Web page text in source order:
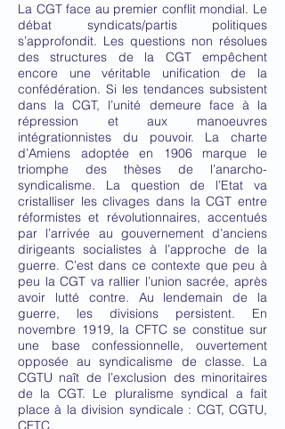
La CGT face au premier conflit mondial. Le
débat syndicats/partis politiques
s’approfondit. Les questions non résolues
des structures de la CGT empêchent
encore une véritable unification de la
confédération. Si les tendances subsistent
dans la CGT, l’unité demeure face à la
répression et aux manoeuvres
intégrationnistes du pouvoir. La charte
d’Amiens adoptée en 1906 marque le
triomphe des thèses de l’anarcho-
syndicalisme. La question de l’Etat va
cristalliser les clivages dans la CGT entre
réformistes et révolutionnaires, accentués
par l’arrivée au gouvernement d’anciens
dirigeants socialistes à l’approche de la
guerre. C’est dans ce contexte que peu à
peu la CGT va rallier l’union sacrée, après
avoir lutté contre. Au lendemain de la
guerre, les divisions persistent. En
novembre 1919, la CFTC se constitue sur
une base confessionnelle, ouvertement
opposée au syndicalisme de classe. La
CGTU naît de l’exclusion des minoritaires
de la CGT. Le pluralisme syndical a fait
place à la division syndicale : CGT, CGTU,
CFTC.